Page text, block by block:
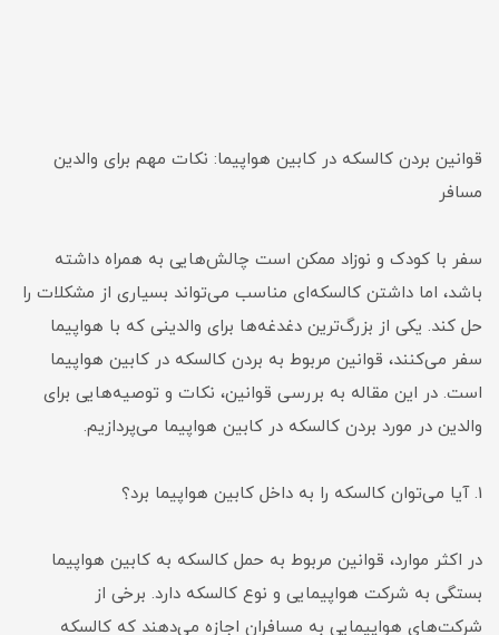
قوانین بردن کالسکه در کابین هواپیما: نکات مهم برای والدین
مسافر
سفر با کودک و نوزاد ممکن است چالش‌هایی به همراه داشته
باشد، اما داشتن کالسکه‌ای مناسب می‌تواند بسیاری از مشکلات را
حل کند. یکی از بزرگ‌ترین دغدغه‌ها برای والدینی که با هواپیما
سفر می‌کنند، قوانین مربوط به بردن کالسکه در کابین هواپیما
است. در این مقاله به بررسی قوانین، نکات و توصیه‌هایی برای
والدین در مورد بردن کالسکه در کابین هواپیما می‌پردازیم.
1. آیا می‌توان کالسکه را به داخل کابین هواپیما برد؟
در اکثر موارد، قوانین مربوط به حمل کالسکه به کابین هواپیما
بستگی به شرکت هواپیمایی و نوع کالسکه دارد. برخی از
شرکت‌های هواپیمایی به مسافران اجازه می‌دهند که کالسکه